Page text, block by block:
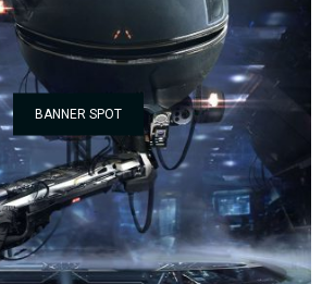
BANNER SPOT